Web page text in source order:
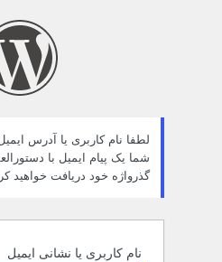
لطفا نام کاربری یا آدرس ایمیل
شما یک پیام ایمیل با
گذرواژه خود دریافت خواهید
نام کاربری یا نشانی ایمیل